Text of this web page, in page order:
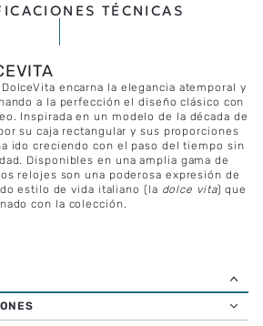
TÉCNICAS
encarna la elegancia atemporal y
a la perfección el diseño clásico con
Inspirada en un modelo de la década de
su caja rectangular y sus proporciones
ido creciendo con el paso del tiempo sin
Disponibles en una amplia gama de
relojes son una poderosa expresión de
estilo de vida italiano (la dolce vita) que
con la colección.